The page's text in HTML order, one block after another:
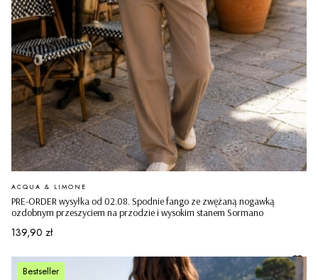
PRE-ORDER wysyłka od 02.08. Spodnie fango ze zwężaną nogawką
ozdobnym przeszyciem na przodzie i wysokim stanem Sormano
PRODUCENT
ACQUA & LIMONE
Cena
139,90 zł
Bestseller